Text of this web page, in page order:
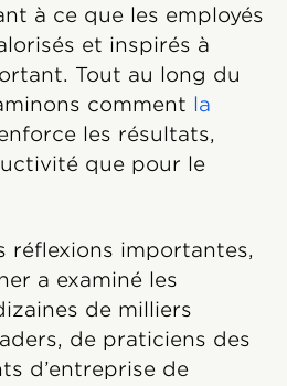
à ce que les employés
et inspirés à
Tout au long du
comment la
les résultats,
que pour le
réflexions importantes,
a examiné les
de milliers
de praticiens des
d’entreprise de